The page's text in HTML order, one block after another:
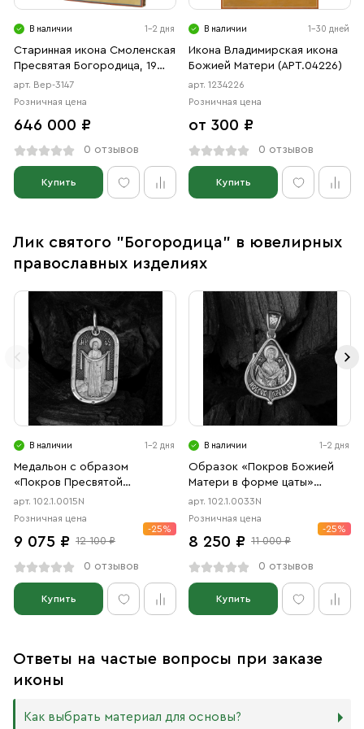
В наличии 1-2 дня
Старинная икона Смоленская
Пресвятая Богородица, 19
век
арт. Вер-3147
Розничная цена
646 000 ₽
0 отзывов
Купить
В наличии 1-30 дней
Икона Владимирская икона
Божией Матери (АРТ.04226)
арт. 1234226
Розничная цена
от 300 ₽
0 отзывов
Купить
Лик святого "Богородица" в ювелирных
православных изделиях
В наличии 1-2 дня
Медальон с образом
«Покров Пресвятой
Богородицы» чернение
арт. 102.1.0015N
Розничная цена
9 075 ₽ 12 100 ₽
-25%
0 отзывов
Купить
В наличии 1-2 дня
Образок «Покров Божией
Матери в форме цаты»
чернение
арт. 102.1.0033N
Розничная цена
8 250 ₽ 11 000 ₽
-25%
0 отзывов
Купить
Ответы на частые вопросы при заказе
иконы
Как выбрать материал для основы?